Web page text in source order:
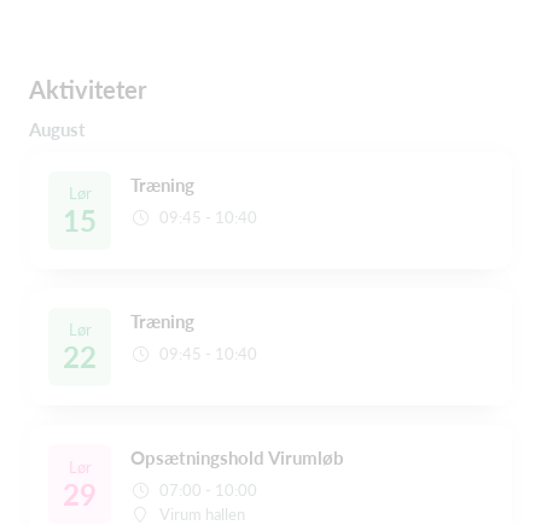
Aktiviteter
August
Lør
15
Træning
09:45 - 10:40
Lør
22
Træning
09:45 - 10:40
Lør
29
Opsætningshold Virumløb
07:00 - 10:00
Virum hallen